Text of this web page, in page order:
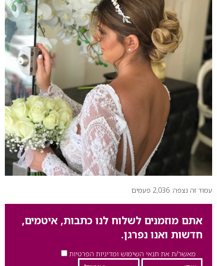
עמוד זה נצפה: 2,036 פעמים
אתם מוזמנים לשלוח לנו כתבות, איטמים,
חדשות ואנו נפרגן.
מאשר/ת את תנאי השימוש ומדיניות הפרטיות